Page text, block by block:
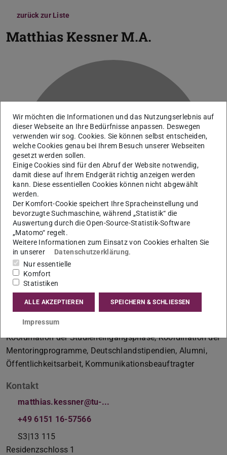
zurück zur Liste
Matthias KessnerM.A.
K
Koordinator der Studieneingangsphase, Übergang ins
reguläre Studium; Kommunikationsbeauftragter
Koordination des Brückenkonzepts Schule – Universität,
Koordination der Studieneingangsphase, Koordination der
Mentoringprogramme, Deutschlandstipendien, Alumni,
Öffentlichkeitsarbeit, Kommunikationsbeauftragter
Kontakt
matthias.kessner@tu-...
+49 6151 16-57566
S3|13 115
Residenzschloss 1
Wir möchten die Informationen und das Nutzungserlebnis auf
dieser Webseite an Ihre Bedürfnisse anpassen. Deswegen
verwenden wir sog. Cookies. Sie können selbst entscheiden,
welche Cookies genau bei Ihrem Besuch unserer Webseiten
gesetzt werden sollen.
Einige Cookies sind für den Abruf der Website notwendig,
damit diese auf Ihrem Endgerät richtig anzeigen werden
kann. Diese essentiellen Cookies können nicht abgewählt
werden.
Der Komfort-Cookie speichert Ihre Spracheinstellung und
bevorzugte Suchmaschine, während „Statistik“ die
Auswertung durch die Open-Source-Statistik-Software
„Matomo“ regelt.
Weitere Informationen zum Einsatz von Cookies erhalten Sie
in unserer
Datenschutzerklärung.
Nur essentielle
Komfort
Statistiken
ALLE AKZEPTIEREN SPEICHERN & SCHLIESSEN
Impressum